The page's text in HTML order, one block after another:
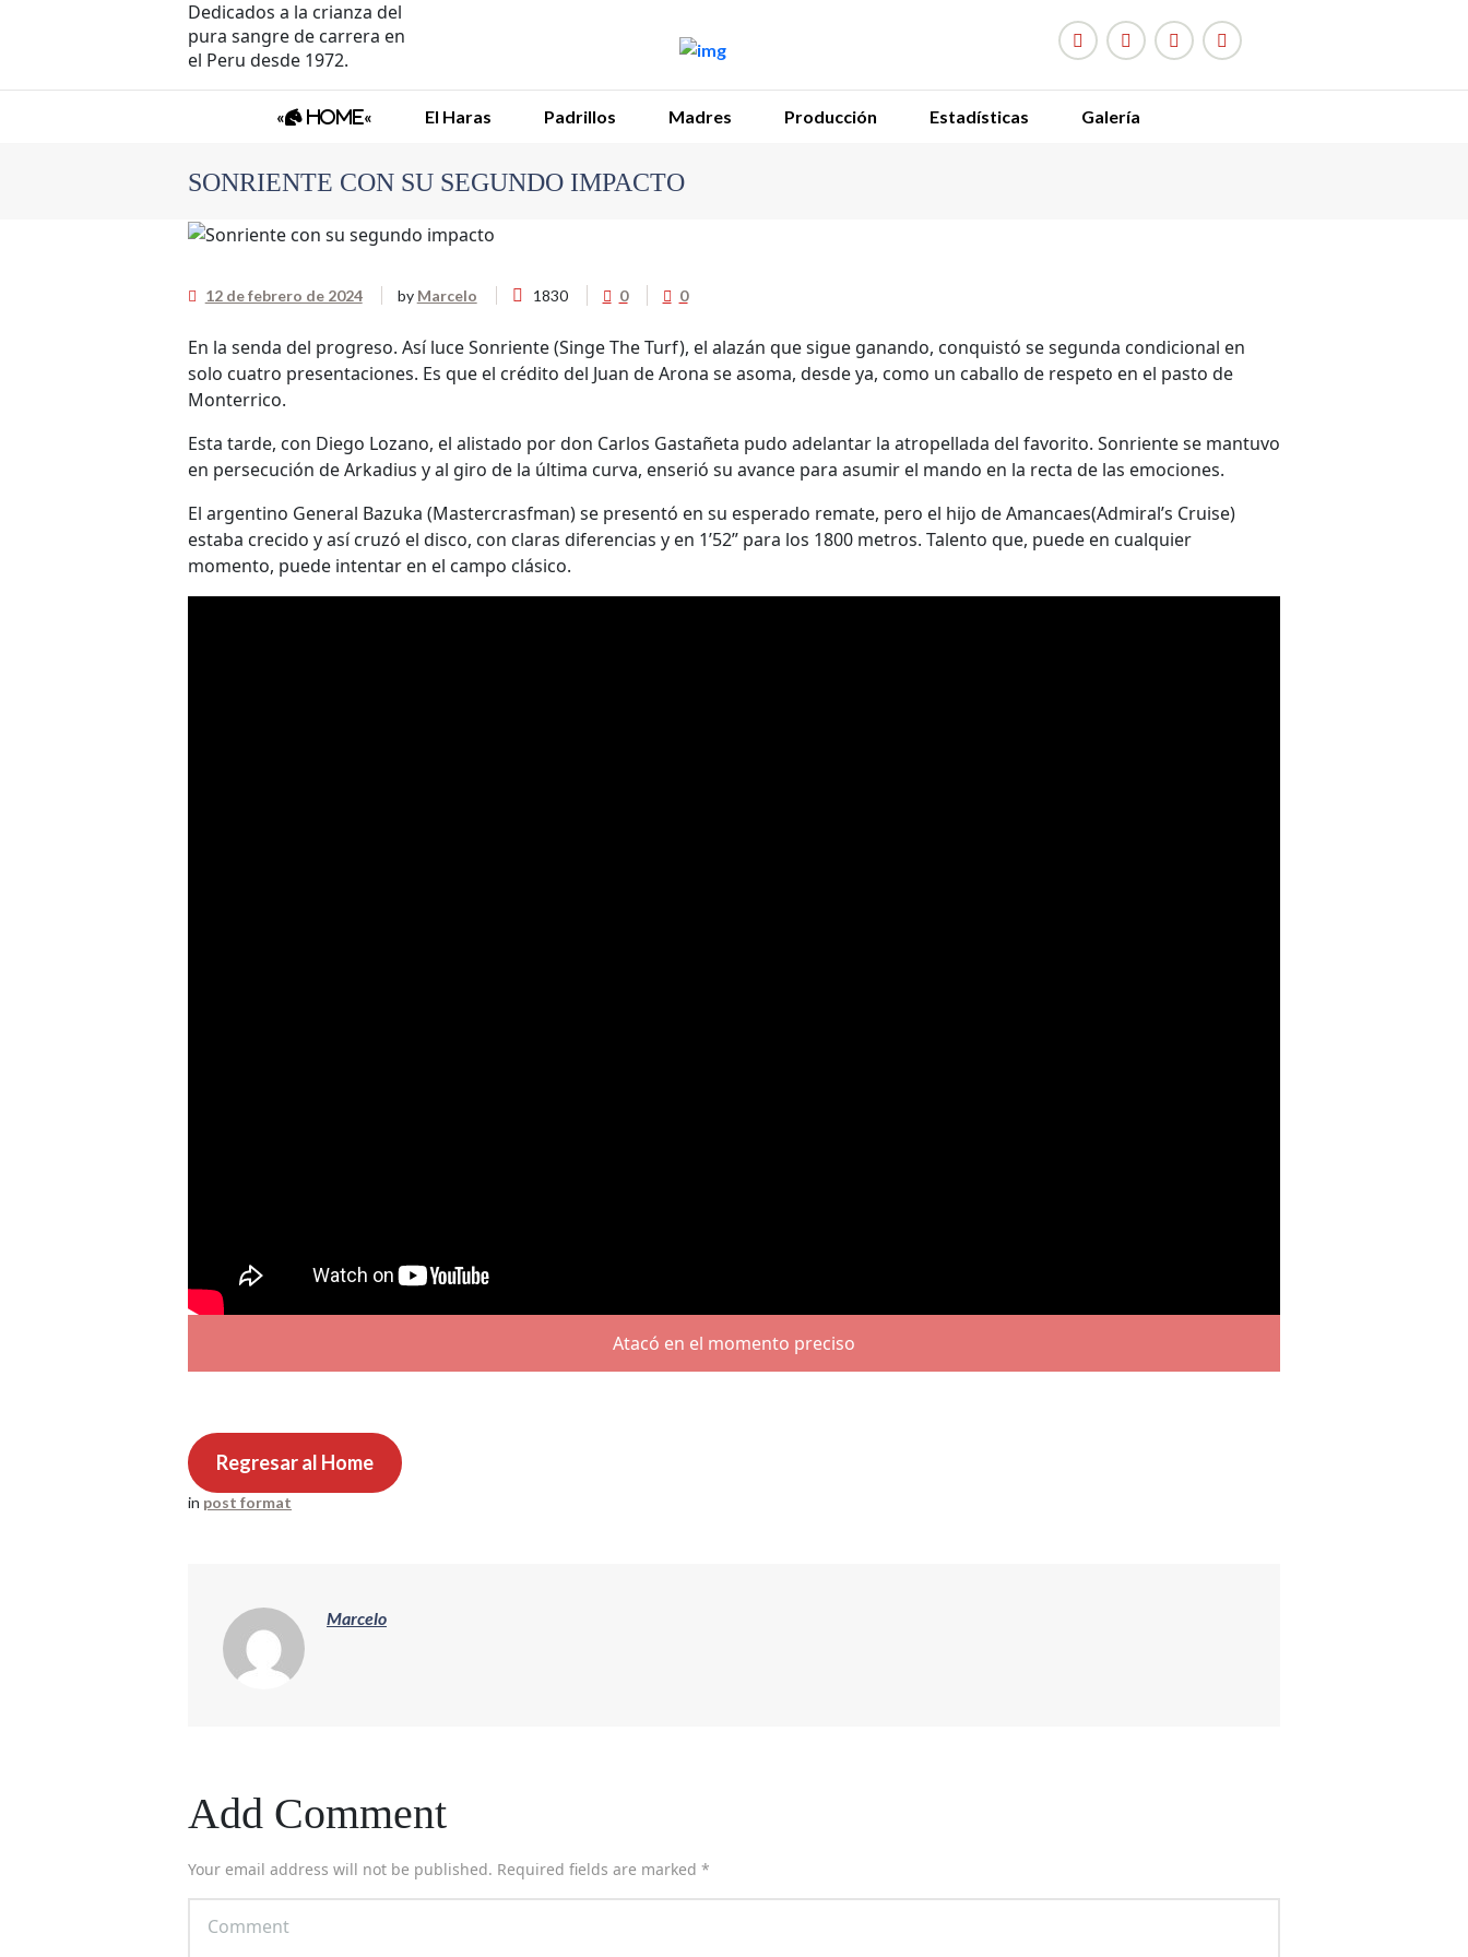
Dedicados a la crianza del
pura sangre de carrera en
el Peru desde 1972.
« Home« El Haras Padrillos Madres Producción Estadísticas Galería
SONRIENTE CON SU SEGUNDO IMPACTO
12 de febrero de 2024 by Marcelo 1830 0 0
En la senda del progreso. Así luce Sonriente (Singe The Turf), el alazán que sigue ganando, conquistó se segunda condicional en
solo cuatro presentaciones. Es que el crédito del Juan de Arona se asoma, desde ya, como un caballo de respeto en el pasto de
Monterrico.
Esta tarde, con Diego Lozano, el alistado por don Carlos Gastañeta pudo adelantar la atropellada del favorito. Sonriente se mantuvo
en persecución de Arkadius y al giro de la última curva, enserió su avance para asumir el mando en la recta de las emociones.
El argentino General Bazuka (Mastercrasfman) se presentó en su esperado remate, pero el hijo de Amancaes(Admiral’s Cruise)
estaba crecido y así cruzó el disco, con claras diferencias y en 1’52” para los 1800 metros. Talento que, puede en cualquier
momento, puede intentar en el campo clásico.
Atacó en el momento preciso
Regresar al Home
in post format
Marcelo
Add Comment
Your email address will not be published. Required fields are marked *